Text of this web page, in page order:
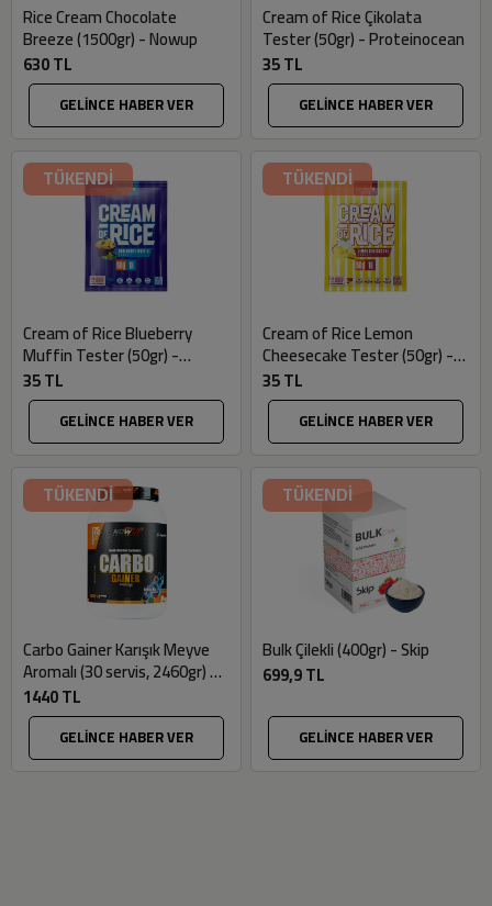
Rice Cream Chocolate
Breeze (1500gr) - Nowup
630 TL
GELİNCE HABER VER
Cream of Rice Çikolata
Tester (50gr) - Proteinocean
35 TL
GELİNCE HABER VER
TÜKENDİ
Cream of Rice Blueberry
Muffin Tester (50gr) -
Proteinocean
35 TL
GELİNCE HABER VER
TÜKENDİ
Cream of Rice Lemon
Cheesecake Tester (50gr) -
Proteinocean
35 TL
GELİNCE HABER VER
TÜKENDİ
Carbo Gainer Karışık Meyve
Aromalı (30 servis, 2460gr) -
Nowup
1440 TL
GELİNCE HABER VER
TÜKENDİ
Bulk Çilekli (400gr) - Skip
699,9 TL
GELİNCE HABER VER